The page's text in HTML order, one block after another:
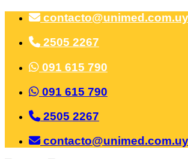
Saltar
contenido
contacto@unimed.com.uy
2505 2267
091 615 790
091 615 790
2505 2267
contacto@unimed.com.uy